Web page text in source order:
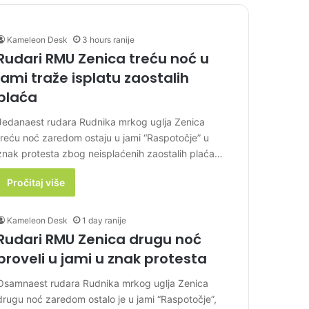
Kameleon Desk 3 hours ranije
RMU Zenica treću noć u
traže isplatu zaostalih
rudara Rudnika mrkog uglja Zenica
noć zaredom ostaju u jami “Raspotočje” u
protesta zbog neisplaćenih zaostalih plaća…
Pročitaj više
Kameleon Desk 1 day ranije
RMU Zenica drugu noć
u jami u znak protesta
rudara Rudnika mrkog uglja Zenica
noć zaredom ostalo je u jami “Raspotočje”,